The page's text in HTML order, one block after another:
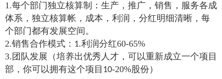
1.每个部门独立核算制：生产，推广，销售，服务各成
体系，独立核算帐，成本，利润，分红明细清晰，每
个部门都有发展空间。
2.销售合作模式： 1.利润分红60-65%
3. 团队发展（培养出优秀人才，可以重新成立一个项目
部，你可以拥有这个项目 10-20%股份）